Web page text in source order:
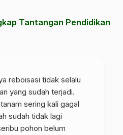
Tantangan Pendidikan
reboisasi tidak selalu
yang sudah terjadi.
sering kali gagal
sudah tidak lagi
pohon belum